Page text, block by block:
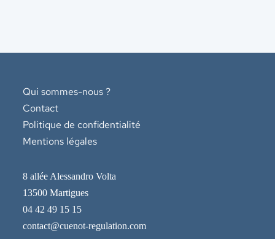
Qui sommes-nous ?
Contact
Politique de confidentialité
Mentions légales
8 allée Alessandro Volta
13500 Martigues
04 42 49 15 15
contact@cuenot-regulation.com